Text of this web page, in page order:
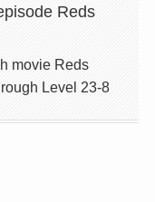
Reds
movie Reds
Level 23-8